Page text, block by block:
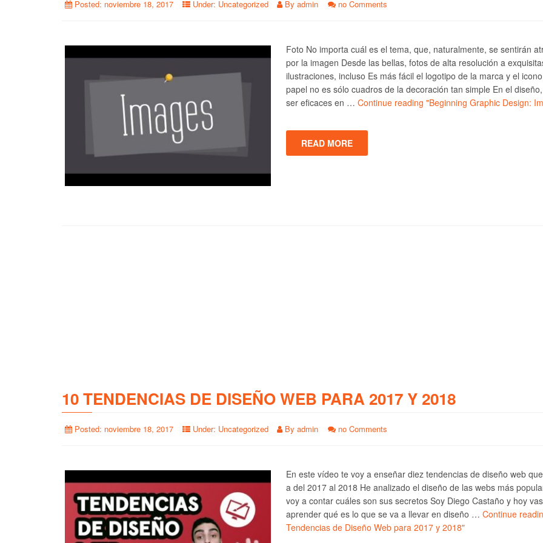
Posted: noviembre 18, 2017 Under: Uncategorized By admin no Comments
Foto No importa cuál es el tema, que, naturalmente, se sentirán
por la imagen Desde las bellas, fotos de alta resolución a
ilustraciones, incluso Es más fácil el logotipo de la marca y el
papel no es sólo cuadros de la decoración tan simple En el
ser eficaces en … Continue reading "Beginning Graphic Design:
READ MORE
10 TENDENCIAS DE DISEÑO WEB PARA 2017 Y 2018
Posted: noviembre 18, 2017 Under: Uncategorized By admin no Comments
En este vídeo te voy a enseñar diez tendencias de diseño web
a del 2017 al 2018 He analizado el diseño de las webs más
voy a contar cuáles son sus secretos Soy Diego Castaño y hoy
aprender qué es lo que se va a llevar en diseño … Continue
Tendencias de Diseño Web para 2017 y 2018"